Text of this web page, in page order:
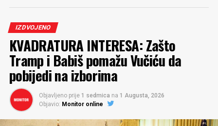
IZDVOJENO
KVADRATURA INTERESA: Zašto
Tramp i Babiš pomažu Vučiću da
pobijedi na izborima
Objavljeno prije 1 sedmica na 1 Augusta, 2026
Objavio: Monitor online